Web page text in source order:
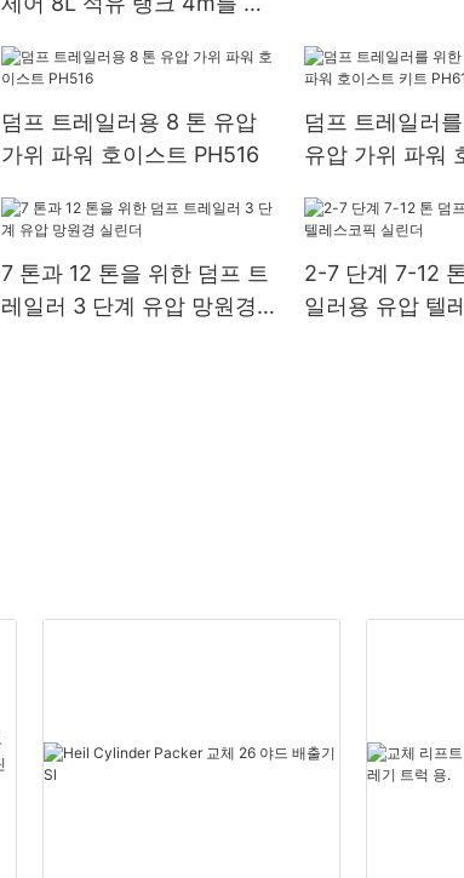
팩 단위
덤프 트레일러용 8 톤 유압
가위 파워 호이스트 PH516
덤프 트레일러
유압 가위 파워
7 톤과 12 톤을 위한 덤프 트
레일러 3 단계 유압 망원경
2-7 단계 7-12
일러용 유압 텔